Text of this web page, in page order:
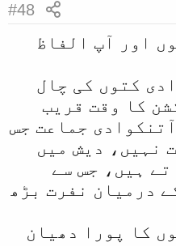
#48
اور آپ الفاظ
کتوں کی چال
کا وقت قریب
جماعت جس
نہیں، دیش میں
ہیں، جس سے
درمیان نفرت بڑھ
کا پورا دھیان